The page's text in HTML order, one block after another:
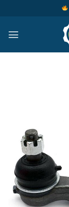
springen